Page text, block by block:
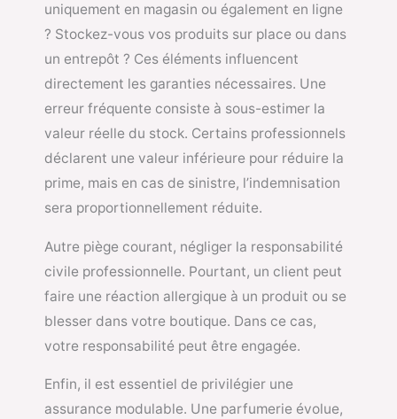
uniquement en magasin ou également en ligne
? Stockez-vous vos produits sur place ou dans
un entrepôt ? Ces éléments influencent
directement les garanties nécessaires. Une
erreur fréquente consiste à sous-estimer la
valeur réelle du stock. Certains professionnels
déclarent une valeur inférieure pour réduire la
prime, mais en cas de sinistre, l’indemnisation
sera proportionnellement réduite.
Autre piège courant, négliger la responsabilité
civile professionnelle. Pourtant, un client peut
faire une réaction allergique à un produit ou se
blesser dans votre boutique. Dans ce cas,
votre responsabilité peut être engagée.
Enfin, il est essentiel de privilégier une
assurance modulable. Une parfumerie évolue,